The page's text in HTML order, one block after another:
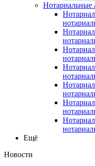
Нотариальные
Ещё
Новости